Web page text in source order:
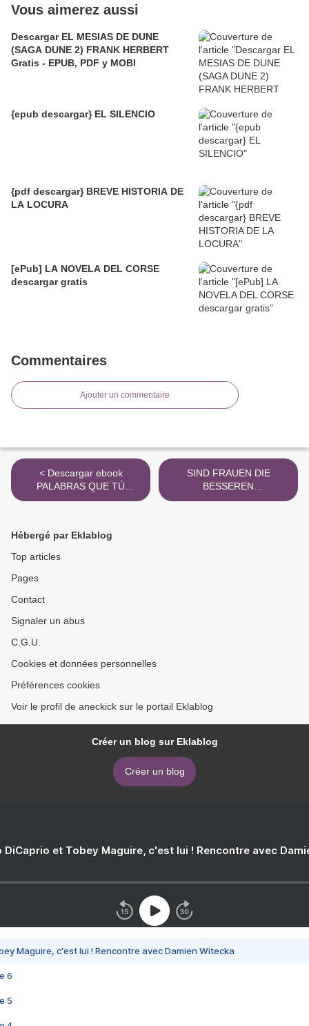
Vous aimerez aussi
Descargar EL MESIAS DE DUNE
(SAGA DUNE 2) FRANK HERBERT
Gratis - EPUB, PDF y MOBI
{epub descargar} EL SILENCIO
{pdf descargar} BREVE HISTORIA DE
LA LOCURA
[ePub] LA NOVELA DEL CORSE
descargar gratis
Commentaires
Ajouter un commentaire
< Descargar ebook
PALABRAS QUE TÚ
ENTENDERÁS | Descarga
SIND FRAUEN DIE
BESSEREN
REVOLUTIONÄRE?
Hébergé par Eklablog
Top articles
Pages
Contact
Signaler un abus
C.G.U.
Cookies et données personnelles
Préférences cookies
Voir le profil de aneckick sur le portail Eklablog
Créer un blog sur Eklablog
Créer un blog
DiCaprio et Tobey Maguire, c'est lui ! Rencontre avec
Maguire, c'est lui ! Rencontre avec Damien Witecka
6
5